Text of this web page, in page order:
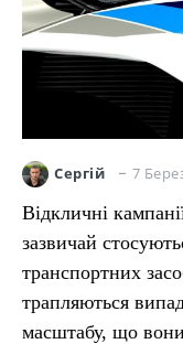
Сергій 7
Відкличні
зазвичай
транспортних
трапляються
масштабу, що